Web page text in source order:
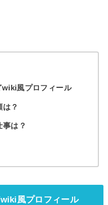
wiki風プロフィール
は？
事は？
風プロフィール